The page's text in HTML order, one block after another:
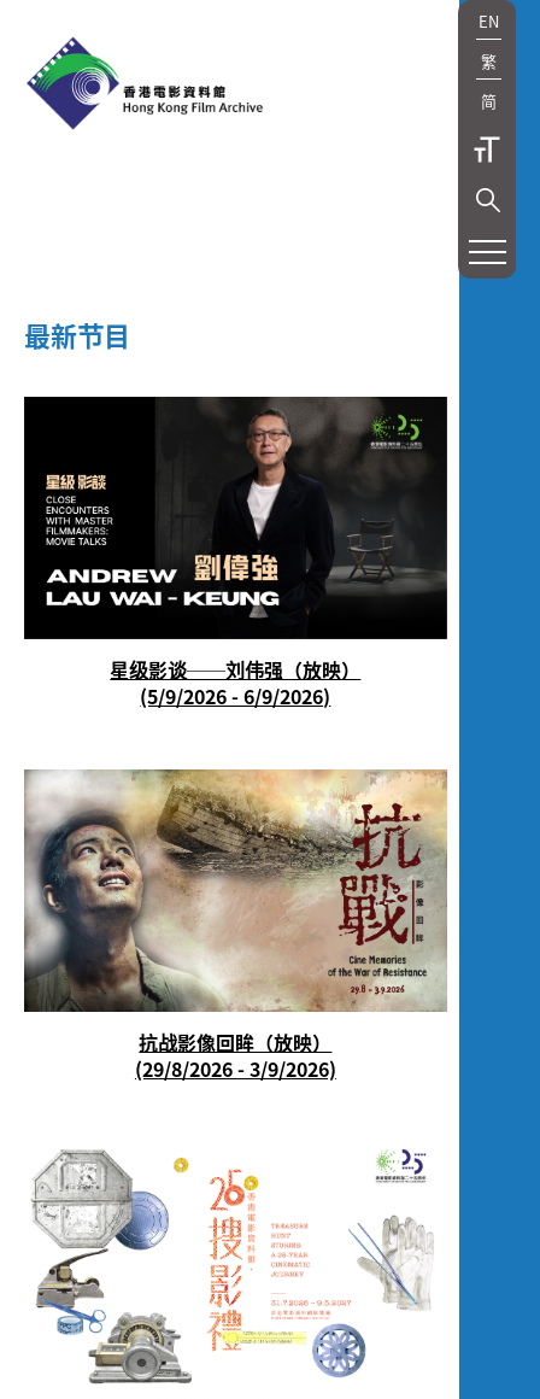
EN
繁
简
最新节目
星级影谈──刘伟强（放映）
(5/9/2026 - 6/9/2026)
抗战影像回眸（放映）
(29/8/2026 - 3/9/2026)